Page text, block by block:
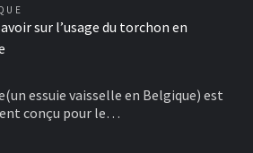
sur l’usage du torchon en
essuie vaisselle en Belgique) est
conçu pour le…